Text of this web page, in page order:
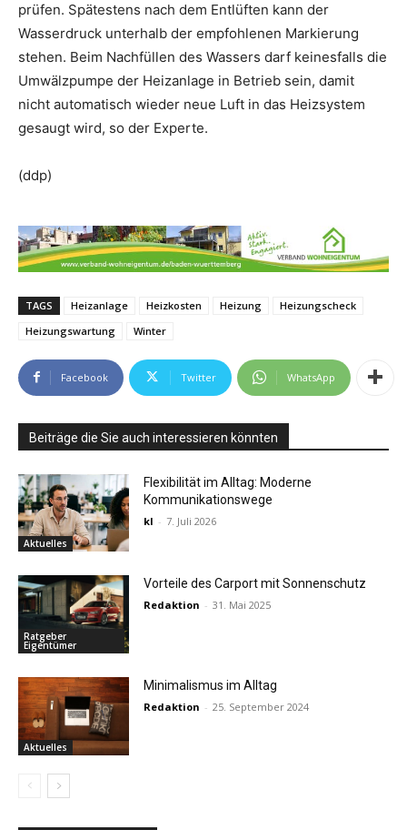
prüfen. Spätestens nach dem Entlüften kann der
Wasserdruck unterhalb der empfohlenen Markierung
stehen. Beim Nachfüllen des Wassers darf keinesfalls die
Umwälzpumpe der Heizanlage in Betrieb sein, damit
nicht automatisch wieder neue Luft in das Heizsystem
gesaugt wird, so der Experte.
(ddp)
TAGS Heizanlage Heizkosten Heizung
Heizungscheck
Heizungswartung
Winter
Facebook Twitter WhatsApp
Beiträge die Sie auch interessieren könnten
Aktuelles
Flexibilität im Alltag: Moderne
Kommunikationswege
kl - 7. Juli 2026
Ratgeber
Eigentümer
Vorteile des Carport mit Sonnenschutz
Redaktion - 31. Mai 2025
Aktuelles
Minimalismus im Alltag
Redaktion - 25. September 2024